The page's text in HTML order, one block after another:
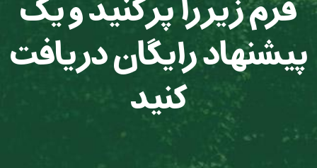
پیشنهاد رایگان دریافت
کنید